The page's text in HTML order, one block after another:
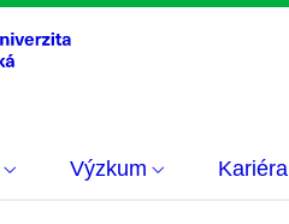
Výzkum Kariéra